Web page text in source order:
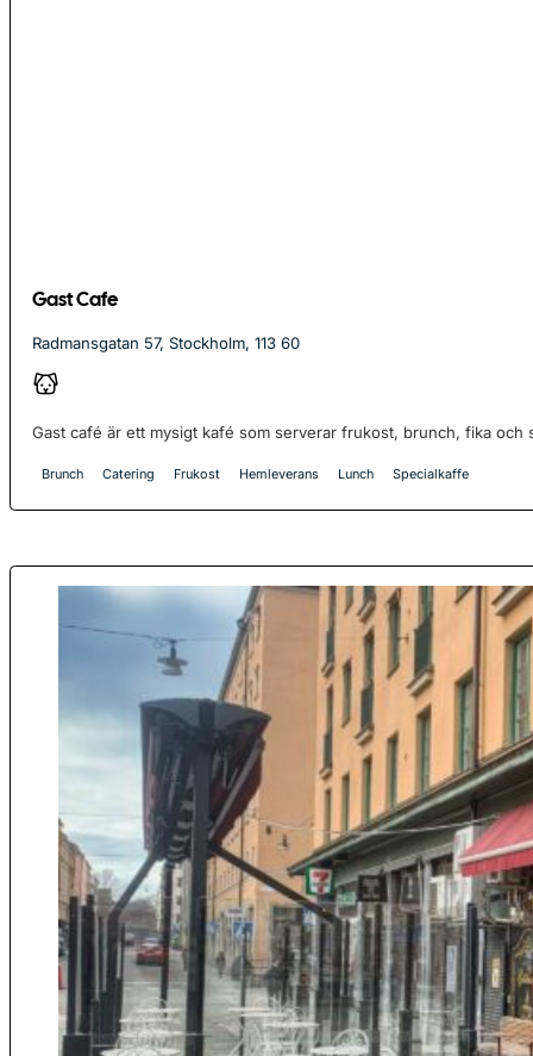
Gast Cafe
Radmansgatan 57, Stockholm, 113 60
Gast café är ett mysigt kafé som serverar frukost, brunch, fika och
Brunch Catering Frukost Hemleverans Lunch Specialkaffe